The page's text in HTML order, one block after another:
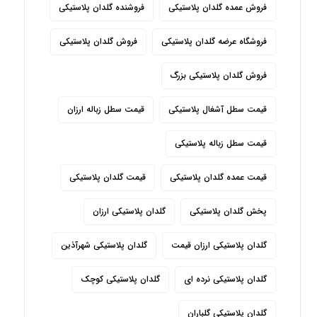
فروش عمده گلدان پلاستیکی فروشنده گلدان پلاستیکی
فروشگاه عرضه گلدان پلاستیکی فروش گلدان پلاستیکی
فروش گلدان پلاستیکی بزرگ
قیمت سطل آشغال پلاستیکی قیمت سطل زباله ارزان
قیمت سطل زباله پلاستیکی
قیمت عمده گلدان پلاستیکی قیمت گلدان پلاستیکی
پخش گلدان پلاستیکی گلدان پلاستیکی ارزان
گلدان پلاستیکی ارزان قیمت گلدان پلاستیکی شهرآذین
گلدان پلاستیکی نرده ای گلدان پلاستیکی کوچک
گلدان پلاستیکی گلباران